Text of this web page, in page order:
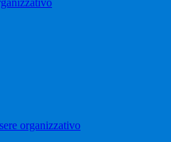
organizzativo